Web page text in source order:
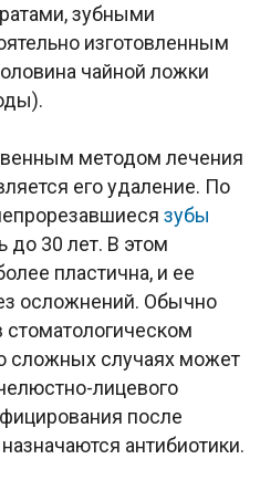
зубными
изготовленным
чайной ложки
методом лечения
его удаление. По
зубы
до 30 лет. В этом
пластична, и ее
осложнений. Обычно
стоматологическом
сложных случаях может
лицевого
после
антибиотики.